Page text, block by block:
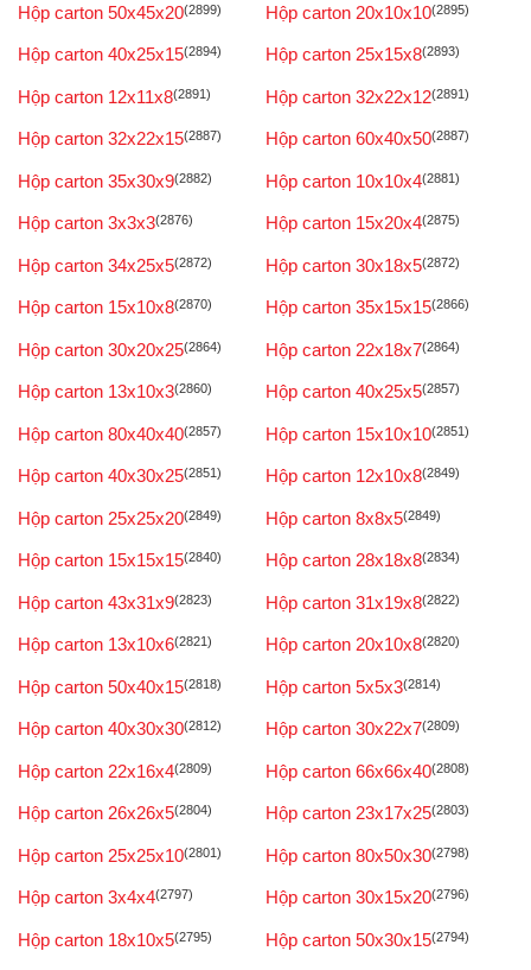
Hộp carton 50x45x20(2899) Hộp carton 20x10x10(2895)
Hộp carton 40x25x15(2894) Hộp carton 25x15x8(2893)
Hộp carton 12x11x8(2891) Hộp carton 32x22x12(2891)
Hộp carton 32x22x15(2887) Hộp carton 60x40x50(2887)
Hộp carton 35x30x9(2882) Hộp carton 10x10x4(2881)
Hộp carton 3x3x3(2876) Hộp carton 15x20x4(2875)
Hộp carton 34x25x5(2872) Hộp carton 30x18x5(2872)
Hộp carton 15x10x8(2870) Hộp carton 35x15x15(2866)
Hộp carton 30x20x25(2864) Hộp carton 22x18x7(2864)
Hộp carton 13x10x3(2860) Hộp carton 40x25x5(2857)
Hộp carton 80x40x40(2857) Hộp carton 15x10x10(2851)
Hộp carton 40x30x25(2851) Hộp carton 12x10x8(2849)
Hộp carton 25x25x20(2849) Hộp carton 8x8x5(2849)
Hộp carton 15x15x15(2840) Hộp carton 28x18x8(2834)
Hộp carton 43x31x9(2823) Hộp carton 31x19x8(2822)
Hộp carton 13x10x6(2821) Hộp carton 20x10x8(2820)
Hộp carton 50x40x15(2818) Hộp carton 5x5x3(2814)
Hộp carton 40x30x30(2812) Hộp carton 30x22x7(2809)
Hộp carton 22x16x4(2809) Hộp carton 66x66x40(2808)
Hộp carton 26x26x5(2804) Hộp carton 23x17x25(2803)
Hộp carton 25x25x10(2801) Hộp carton 80x50x30(2798)
Hộp carton 3x4x4(2797) Hộp carton 30x15x20(2796)
Hộp carton 18x10x5(2795) Hộp carton 50x30x15(2794)